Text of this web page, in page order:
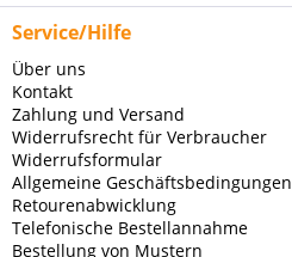
Service/Hilfe
Über uns
Kontakt
Zahlung und Versand
Widerrufsrecht für Verbraucher
Widerrufsformular
Allgemeine Geschäftsbedingungen
Retourenabwicklung
Telefonische Bestellannahme
Bestellung von Mustern